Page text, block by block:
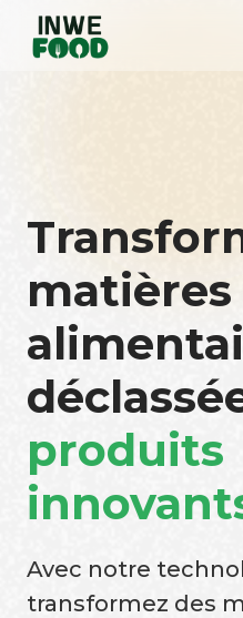
matières
produits
Avec notre
transformez des